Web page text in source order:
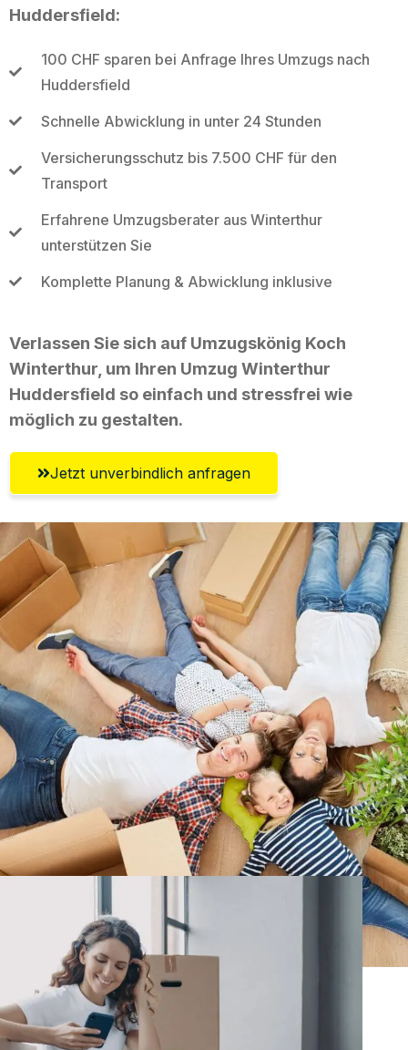
Huddersfield:
100 CHF sparen bei Anfrage Ihres Umzugs nach
Huddersfield
Schnelle Abwicklung in unter 24 Stunden
Versicherungsschutz bis 7.500 CHF für den
Transport
Erfahrene Umzugsberater aus Winterthur
unterstützen Sie
Komplette Planung & Abwicklung inklusive
Verlassen Sie sich auf Umzugskönig Koch
Winterthur, um Ihren Umzug Winterthur
Huddersfield so einfach und stressfrei wie
möglich zu gestalten.
Jetzt unverbindlich anfragen